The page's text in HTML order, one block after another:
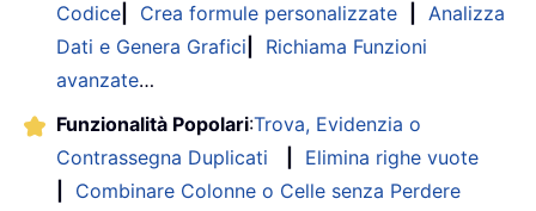
Codice
Crea formule personalizzate
Analizza
Dati e Genera Grafici
Richiama Funzioni
avanzate…
Funzionalità Popolari:Trova, Evidenzia o
Contrassegna Duplicati
Elimina righe vuote
Combinare Colonne o Celle senza Perdere